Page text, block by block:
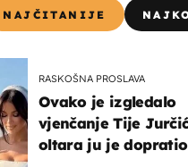
NAJČITANIJE
RASKOŠNA PROSLAVA
Ovako je izgledalo
vjenčanje Tije
oltara ju je